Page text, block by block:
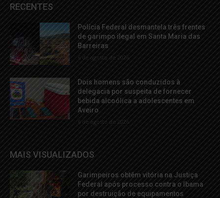
RECENTES
Polícia Federal desmantela três frentes
de garimpo ilegal em Santa Maria das
Barreiras
6 de agosto de 2026
Dois homens são conduzidos à
delegacia por suspeita de fornecer
bebida alcoólica a adolescentes em
Aveiro
6 de agosto de 2026
MAIS VISUALIZADOS
Garimpeiros obtêm vitória na Justiça
Federal após processo contra o Ibama
por destruição de equipamentos